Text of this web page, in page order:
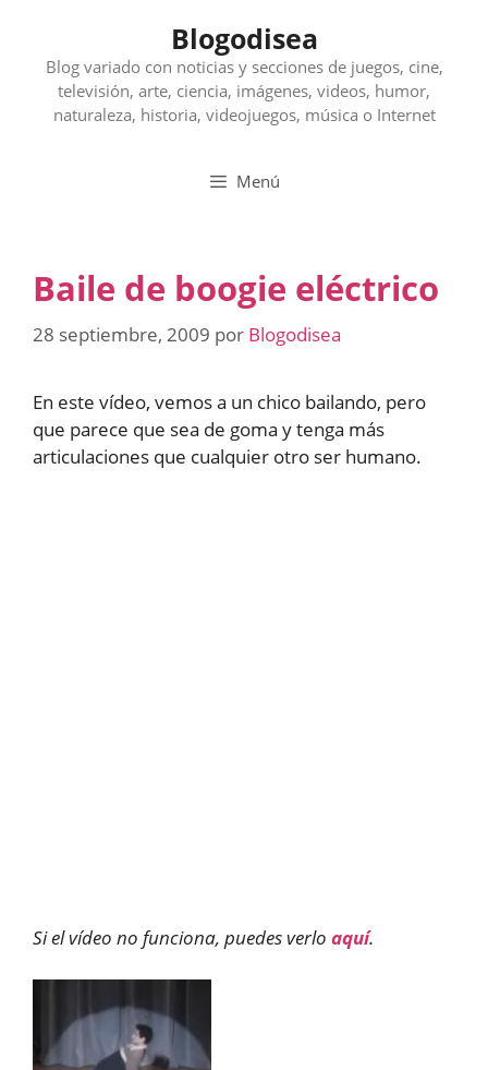
contenido
Blogodisea
Blog variado con noticias y secciones de juegos, cine,
televisión, arte, ciencia, imágenes, videos, humor,
naturaleza, historia, videojuegos, música o Internet
Menú
Baile de boogie eléctrico
28 septiembre, 2009 por Blogodisea
En este vídeo, vemos a un chico bailando, pero
que parece que sea de goma y tenga más
articulaciones que cualquier otro ser humano.
Si el vídeo no funciona, puedes verlo aquí.